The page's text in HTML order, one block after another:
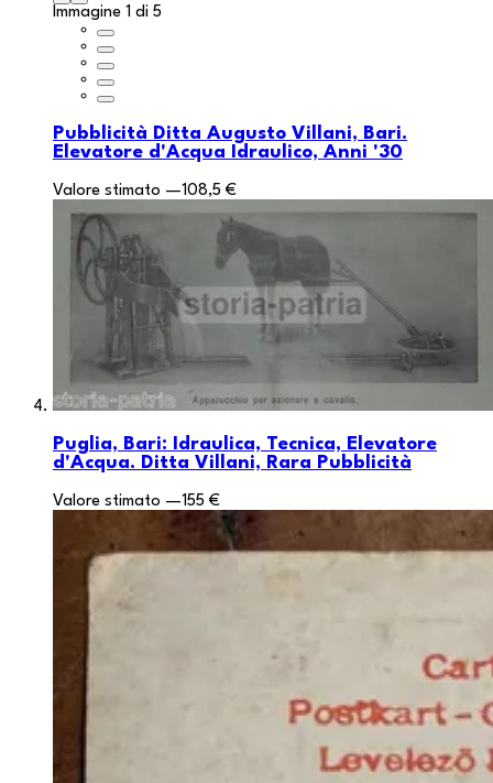
Immagine 1 di 5
Pubblicità Ditta Augusto Villani, Bari.
Elevatore d'Acqua Idraulico, Anni '30
Valore stimato —108,5 €
Puglia, Bari: Idraulica, Tecnica, Elevatore
d'Acqua. Ditta Villani, Rara Pubblicità
Valore stimato —155 €